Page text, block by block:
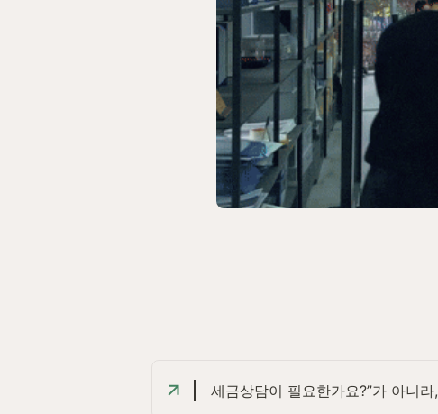
세금상담이 필요한가요?”가 아니라,